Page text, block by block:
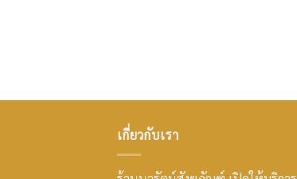
เกี่ยวกับเรา